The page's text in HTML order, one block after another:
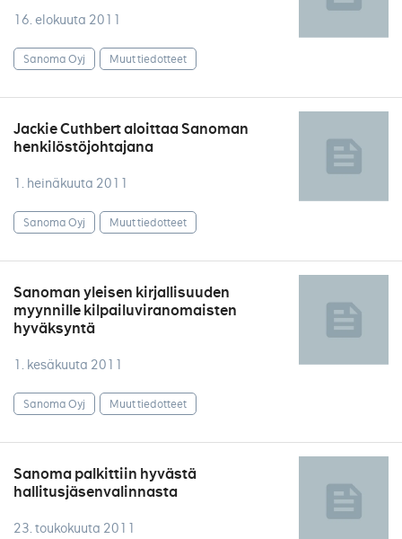
16. elokuuta 2011
Sanoma Oyj Muut tiedotteet
Jackie Cuthbert aloittaa Sanoman
henkilöstöjohtajana
1. heinäkuuta 2011
Sanoma Oyj Muut tiedotteet
Sanoman yleisen kirjallisuuden
myynnille kilpailuviranomaisten
hyväksyntä
1. kesäkuuta 2011
Sanoma Oyj Muut tiedotteet
Sanoma palkittiin hyvästä
hallitusjäsenvalinnasta
23. toukokuuta 2011